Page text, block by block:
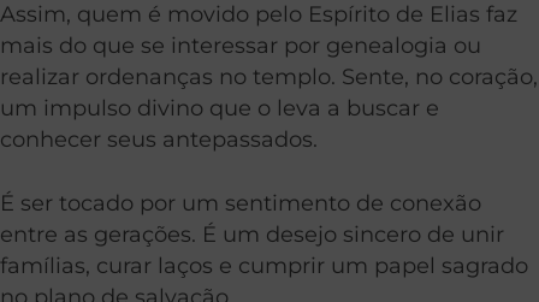
Assim, quem é movido pelo Espírito de Elias faz
mais do que se interessar por genealogia ou
realizar ordenanças no templo. Sente, no coração,
um impulso divino que o leva a buscar e
conhecer seus antepassados.
É ser tocado por um sentimento de conexão
entre as gerações. É um desejo sincero de unir
famílias, curar laços e cumprir um papel sagrado